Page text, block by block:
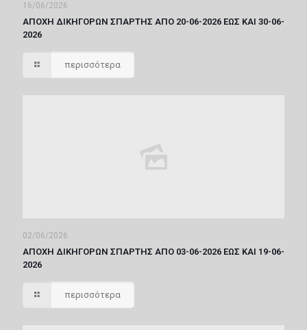
16/06/2026
ΑΠΟΧΗ ΔΙΚΗΓΟΡΩΝ ΣΠΑΡΤΗΣ ΑΠΟ 20-06-2026 ΕΩΣ ΚΑΙ 30-06-
2026
περισσότερα
02/06/2026
ΑΠΟΧΗ ΔΙΚΗΓΟΡΩΝ ΣΠΑΡΤΗΣ ΑΠΟ 03-06-2026 ΕΩΣ ΚΑΙ 19-06-
2026
περισσότερα